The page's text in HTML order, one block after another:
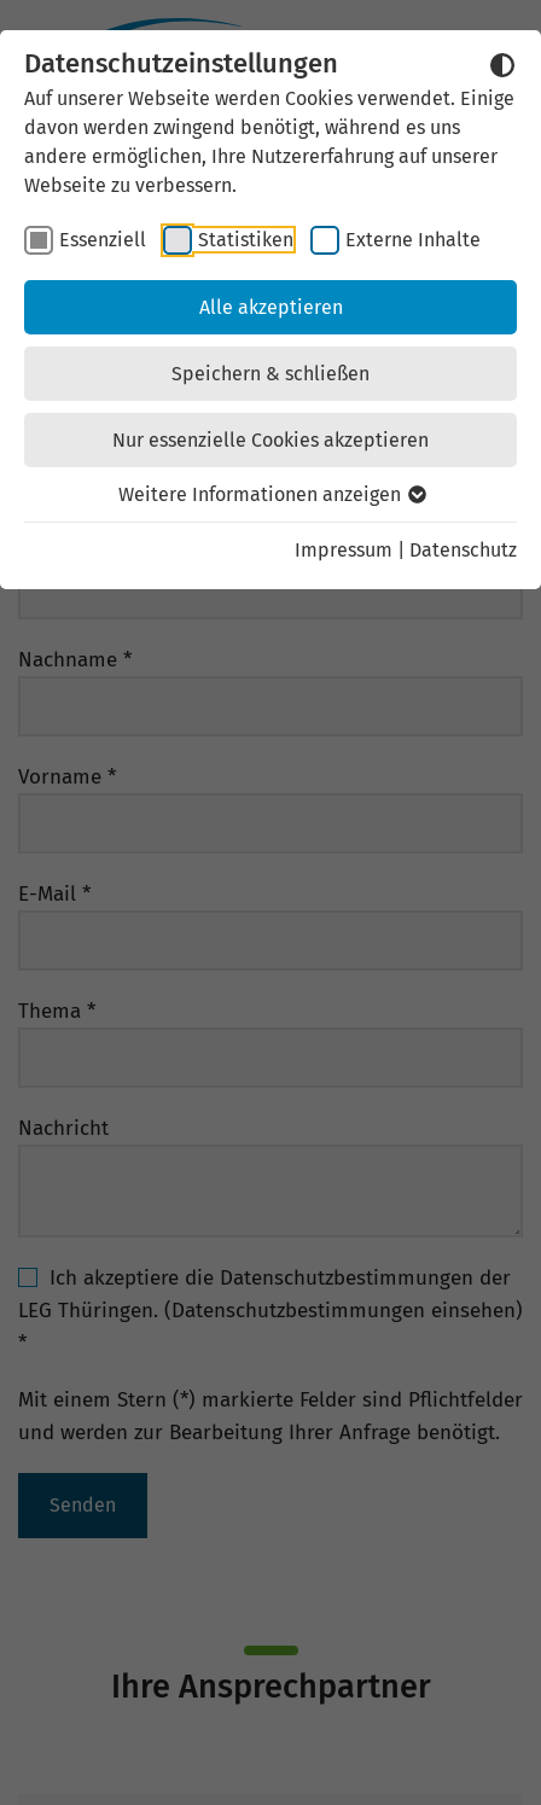
Datenschutzeinstellungen
Auf unserer Webseite werden Cookies verwendet. Einige
davon werden zwingend benötigt, während es uns
andere ermöglichen, Ihre Nutzererfahrung auf unserer
Webseite zu verbessern.
Essenziell Statistiken Externe Inhalte
Alle akzeptieren
Speichern & schließen
Nur essenzielle Cookies akzeptieren
Weitere Informationen anzeigen
Impressum Datenschutz
Vereinbarung eines
Beratungstermins mit
unserem
Auslandsbeauftragten für
Indien
Unternehmen/Institution
Nachname *
Vorname *
E-Mail *
Thema *
Nachricht
Ich akzeptiere die Datenschutzbestimmungen der
LEG Thüringen. (Datenschutzbestimmungen einsehen)
*
Mit einem Stern (*) markierte Felder sind Pflichtfelder
und werden zur Bearbeitung Ihrer Anfrage benötigt.
Senden
Ihre Ansprechpartner